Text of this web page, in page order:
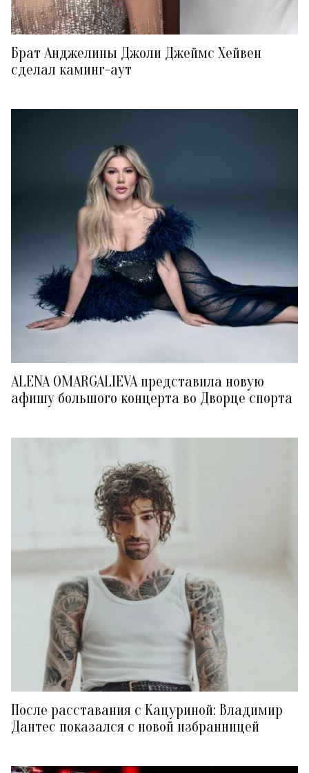
Брат Анджелины Джоли Джеймс Хейвен
сделал каминг-аут
ALENA OMARGALIEVA представила новую
афишу большого концерта во Дворце спорта
После расставания с Кацуриной: Владимир
Дантес показался с новой избранницей